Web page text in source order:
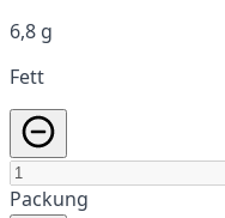
6,8 g
Fett
Packung